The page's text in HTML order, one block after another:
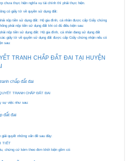
chưa thực hiện nghĩa vụ tài chính thì phải thực hiện.
có giấy tờ về quyền sử dụng đất:
nộp tiền sử dụng đất: Hộ gia đình, cá nhân được cấp Giấy chứng
phải nộp tiền sử dụng đất khi có đủ điều kiện sau:
nộp tiền sử dụng đất: Hộ gia đình, cá nhân đang sử dụng đất
giấy tờ về quyền sử dụng đất được cấp Giấy chứng nhận nếu có
sau:
TRANH CHẤP ĐẤT ĐAI TẠI HUYỆN
chấp đất đai
TRANH CHẤP ĐẤT ĐAI
sự việc như sau:
đất đai
giải quyết những vấn đề sau đây:
TIẾT
chứng cứ kèm theo đơn khởi kiện gồm có: